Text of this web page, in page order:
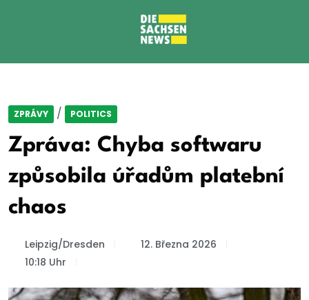
ZPRÁVY / POLITICS
Zpráva: Chyba softwaru
způsobila úřadům platební
chaos
Leipzig/Dresden
12. Března 2026
10:18 Uhr